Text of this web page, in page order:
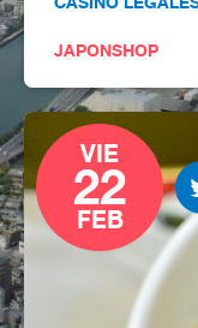
JAPONSHOP
VIE
22
FEB